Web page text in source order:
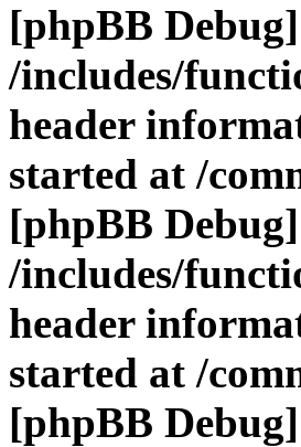
[phpBB
/includes/
header
started at /
[phpBB
/includes/
header
started at /
[phpBB